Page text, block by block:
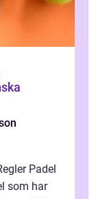
Padel
som har